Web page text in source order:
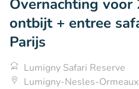
Overnachting voor
ontbijt + entree
Parijs
Lumigny Safari Reserve
Lumigny-Nesles-